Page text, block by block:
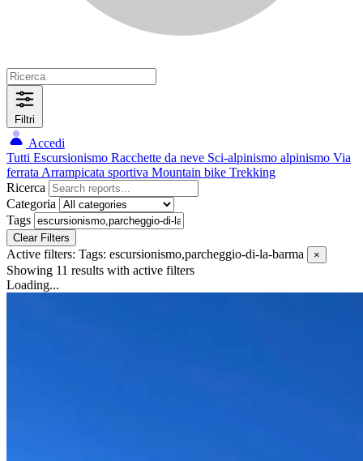
Filtri
Accedi
Tutti Escursionismo Racchette da neve Sci-alpinismo alpinismo Via
ferrata Arrampicata sportiva Mountain bike Trekking
Ricerca
Categoria
Tags
Clear Filters
Active filters: Tags: escursionismo,parcheggio-di-la-barma ×
Showing 11 results with active filters
Loading...